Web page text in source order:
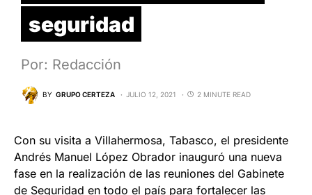
seguridad
Por: Redacción
BY GRUPO CERTEZA JULIO 12, 2021 2 MINUTE READ
Con su visita a Villahermosa, Tabasco, el presidente
Andrés Manuel López Obrador inauguró una nueva
fase en la realización de las reuniones del Gabinete
de Seguridad en todo el país para fortalecer las